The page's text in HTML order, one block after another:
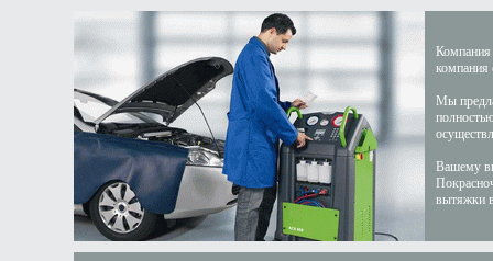
Компания
компания
Мы
Вашему
вытяжки